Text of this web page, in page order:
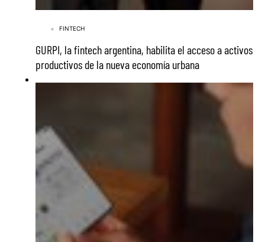
FINTECH
GURPI, la fintech argentina, habilita el acceso a activos
productivos de la nueva economía urbana